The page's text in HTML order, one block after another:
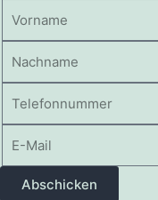
Abschicken